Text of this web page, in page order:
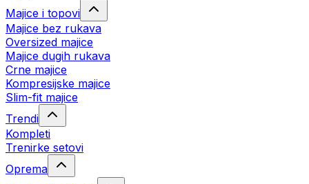
Majice i topovi
Majice bez rukava
Oversized majice
Majice dugih rukava
Crne majice
Kompresijske majice
Slim-fit majice
Trendi
Kompleti
Trenirke setovi
Oprema